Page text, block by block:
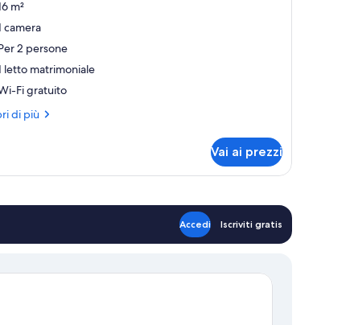
m²
camera
2 persone
letto matrimoniale
Fi gratuito
di più
Vai ai prezzi
Accedi Iscriviti gratis